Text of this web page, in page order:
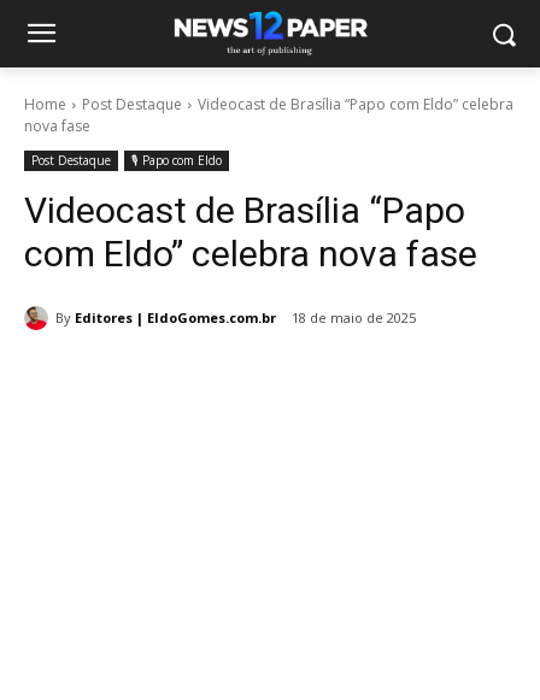
Home Post Destaque
Videocast de Brasília “Papo com Eldo” celebra
nova fase
Post Destaque 🎙️ Papo com Eldo
Videocast de Brasília “Papo
com Eldo” celebra nova fase
By Editores | EldoGomes.com.br 18 de maio de 2025